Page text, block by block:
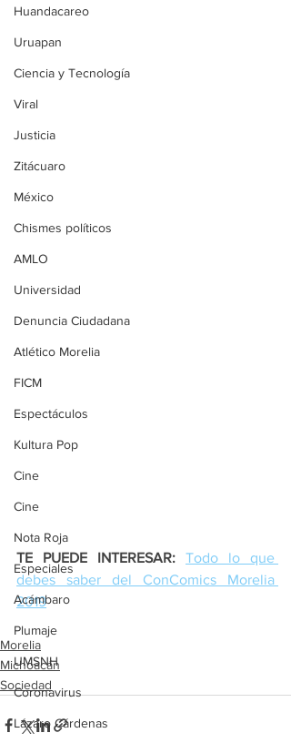
Huandacareo
Uruapan
Ciencia y Tecnología
Viral
Justicia
Zitácuaro
México
Chismes políticos
AMLO
Universidad
Denuncia Ciudadana
Atlético Morelia
FICM
Espectáculos
Kultura Pop
Cine
Cine
Nota Roja
Especiales
Acámbaro
Plumaje
UMSNH
Coronavirus
Lázaro Cárdenas
TE PUEDE INTERESAR:
Todo lo que
debes saber del ConComics Morelia
2019
Morelia
Michoacán
Sociedad